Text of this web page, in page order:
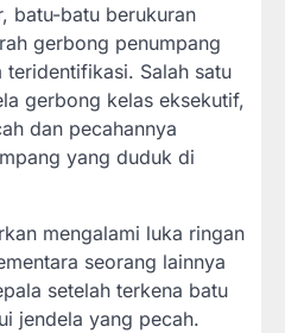
batu-batu berukuran
gerbong penumpang
Salah satu
gerbong kelas eksekutif,
dan pecahannya
yang duduk di
mengalami luka ringan
seorang lainnya
setelah terkena batu
jendela yang pecah.